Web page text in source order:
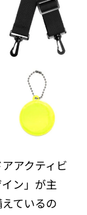
アクティビ
ン」が主
ているの